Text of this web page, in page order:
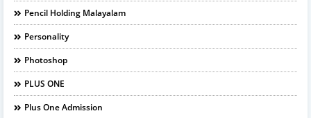
Pencil Holding Malayalam
Personality
Photoshop
PLUS ONE
Plus One Admission